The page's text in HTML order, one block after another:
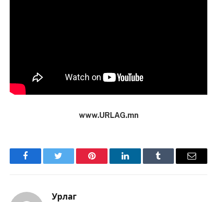
www.URLAG.mn
FacebookTwitter Pinterest LinkedInTumblr Имэйл
Урлаг